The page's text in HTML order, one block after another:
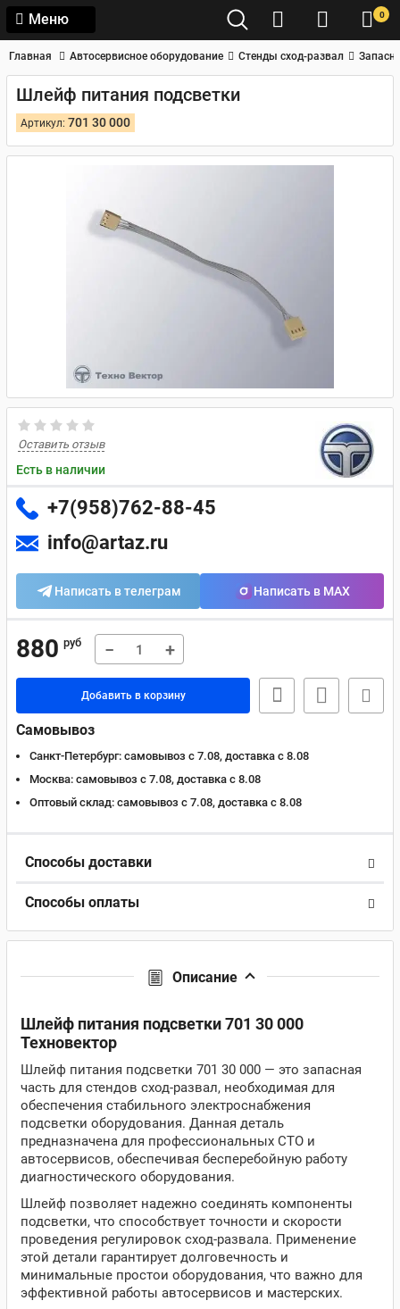
Меню 0
Главная Автосервисное оборудование Стенды сход-развал
Шлейф питания подсветки
Артикул: 701 30 000
Оставить отзыв
Есть в наличии
+7(958)762-88-45
info@artaz.ru
Написать в телеграм Написать в MAX
880 руб − +
Добавить в корзину
Самовывоз
Санкт-Петербург: самовывоз с 7.08, доставка c 8.08
Москва: самовывоз с 7.08, доставка c 8.08
Оптовый склад: самовывоз с 7.08, доставка c 8.08
Способы доставки
Способы оплаты
Описание
Шлейф питания подсветки 701 30 000
Техновектор
Шлейф питания подсветки 701 30 000 — это запасная
часть для стендов сход-развал, необходимая для
обеспечения стабильного электроснабжения
подсветки оборудования. Данная деталь
предназначена для профессиональных СТО и
автосервисов, обеспечивая бесперебойную работу
диагностического оборудования.
Шлейф позволяет надежно соединять компоненты
подсветки, что способствует точности и скорости
проведения регулировок сход-развала. Применение
этой детали гарантирует долговечность и
минимальные простои оборудования, что важно для
эффективной работы автосервисов и мастерских.